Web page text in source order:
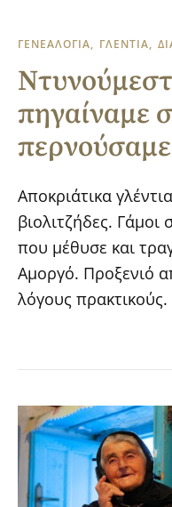
ΓΕΝΕΑΛΟΓΙΑ ΓΛΕΝΤΙΑ
πηγαίναμε
Αποκριάτικα
βιολιτζήδες. Γάμοι
που μέθυσε και
Αμοργό. Προξενιό
λόγους